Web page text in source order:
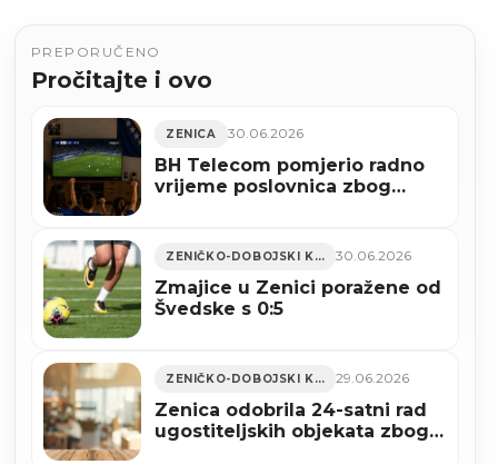
PREPORUČENO
Pročitajte i ovo
ZENICA 30.06.2026
BH Telecom pomjerio radno
vrijeme poslovnica zbog
ZENIČKO-DOBOJSKI KANTON 30.06.2026
Zmajice u Zenici poražene od
Švedske s 0:5
ZENIČKO-DOBOJSKI KANTON 29.06.2026
Zenica odobrila 24-satni rad
ugostiteljskih objekata zbog